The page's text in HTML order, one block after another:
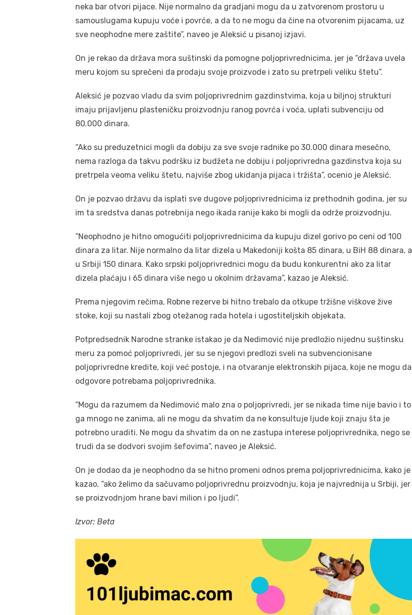
neka bar otvori pijace. Nije normalno da gradjani mogu da u zatvorenom prostoru u
samouslugama kupuju voće i povrće, a da to ne mogu da čine na otvorenim pijacama, uz
sve neophodne mere zaštite”, naveo je Aleksić u pisanoj izjavi.
On je rekao da država mora suštinski da pomogne poljoprivrednicima, jer je “država uvela
meru kojom su sprečeni da prodaju svoje proizvode i zato su pretrpeli veliku štetu”.
Aleksić je pozvao vladu da svim poljoprivrednim gazdinstvima, koja u biljnoj strukturi
imaju prijavljenu plasteničku proizvodnju ranog povrća i voća, uplati subvenciju od
80.000 dinara.
“Ako su preduzetnici mogli da dobiju za sve svoje radnike po 30.000 dinara mesečno,
nema razloga da takvu podršku iz budžeta ne dobiju i poljoprivredna gazdinstva koja su
pretrpela veoma veliku štetu, najviše zbog ukidanja pijaca i tržišta”, ocenio je Aleksić.
On je pozvao državu da isplati sve dugove poljoprivrednicima iz prethodnih godina, jer su
im ta sredstva danas potrebnija nego ikada ranije kako bi mogli da održe proizvodnju.
“Neophodno je hitno omogućiti poljoprivrednicima da kupuju dizel gorivo po ceni od 100
dinara za litar. Nije normalno da litar dizela u Makedoniji košta 85 dinara, u BiH 88 dinara, a
u Srbiji 150 dinara. Kako srpski poljoprivrednici mogu da budu konkurentni ako za litar
dizela plaćaju i 65 dinara više nego u okolnim državama”, kazao je Aleksić.
Prema njegovim rečima, Robne rezerve bi hitno trebalo da otkupe tržišne viškove žive
stoke, koji su nastali zbog otežanog rada hotela i ugostiteljskih objekata.
Potpredsednik Narodne stranke istakao je da Nedimović nije predložio nijednu suštinsku
meru za pomoć poljoprivredi, jer su se njegovi predlozi sveli na subvencionisane
poljoprivredne kredite, koji već postoje, i na otvaranje elektronskih pijaca, koje ne mogu da
odgovore potrebama poljoprivrednika.
“Mogu da razumem da Nedimović malo zna o poljoprivredi, jer se nikada time nije bavio i to
ga mnogo ne zanima, ali ne mogu da shvatim da ne konsultuje ljude koji znaju šta je
potrebno uraditi. Ne mogu da shvatim da on ne zastupa interese poljoprivrednika, nego se
trudi da se dodvori svojim šefovima”, naveo je Aleksić.
On je dodao da je neophodno da se hitno promeni odnos prema poljoprivrednicima, kako je
kazao, “ako želimo da sačuvamo poljoprivrednu proizvodnju, koja je najvrednija u Srbiji, jer
se proizvodnjom hrane bavi milion i po ljudi”.
Izvor: Beta